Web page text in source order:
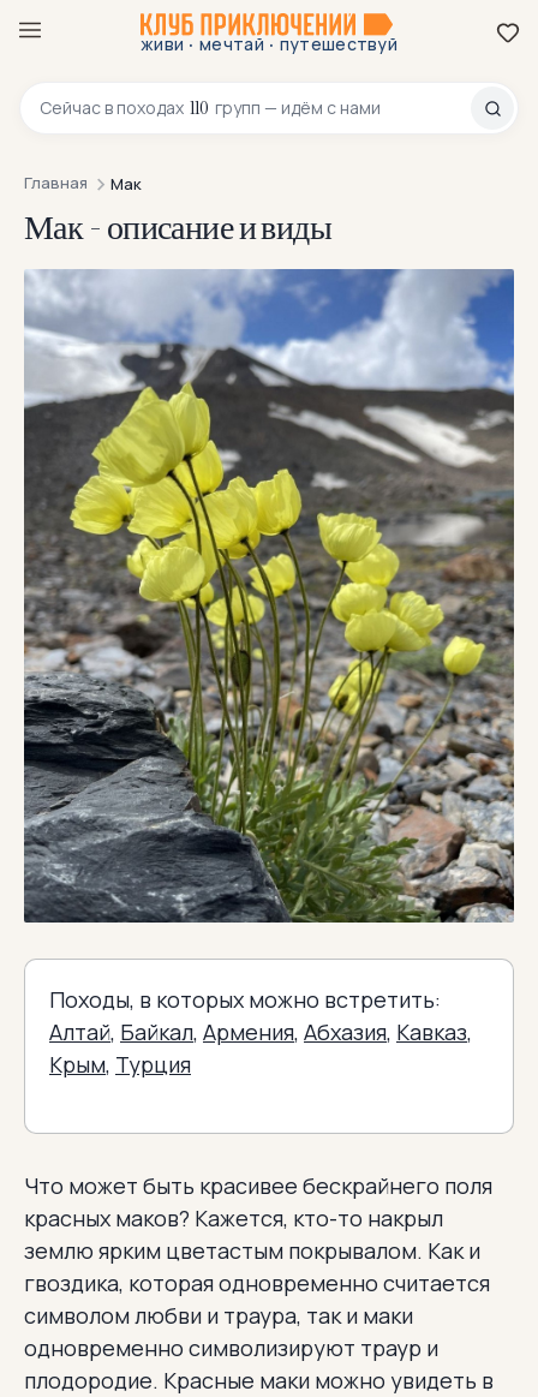
живи · мечтай · путешествуй
Сейчас в походах 110 групп — идём с нами
8 800 200-70-23
Главная Мак
Мак - описание и виды
Походы, в которых можно встретить:
Алтай, Байкал, Армения, Абхазия, Кавказ,
Крым, Турция
Что может быть красивее бескрайнего поля
красных маков? Кажется, кто-то накрыл
землю ярким цветастым покрывалом. Как и
гвоздика, которая одновременно считается
символом любви и траура, так и маки
одновременно символизируют траур и
плодородие. Красные маки можно увидеть в